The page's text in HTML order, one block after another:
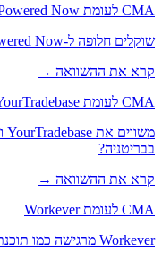
CMA לעומת Powered Now
שוקלים חלופה ל-Powered Now עם פורטל לקוחות ותמחור קבוע?
קרא את ההשוואה →
CMA לעומת YourTradebase
בבריטניה?
קרא את ההשוואה →
CMA לעומת Workever
Workever מרגישה כמו תוכנת שליחה לעבודה שאין לכם?